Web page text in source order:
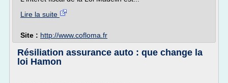
Lire la suite
Site : http://www.cofloma.fr
Résiliation assurance auto : que change la
loi Hamon